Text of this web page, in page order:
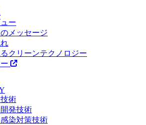
ー
メッセージ
クリーンテクノロジー
術
発技術
染対策技術